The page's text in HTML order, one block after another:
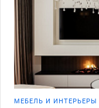
МЕБЕЛЬ И ИНТЕРЬЕРЫ